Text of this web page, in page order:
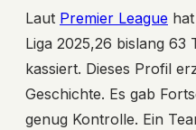
Laut Premier League
Liga 2025,26 bislang 63
kassiert. Dieses Profil
Geschichte. Es gab
genug Kontrolle. Ein